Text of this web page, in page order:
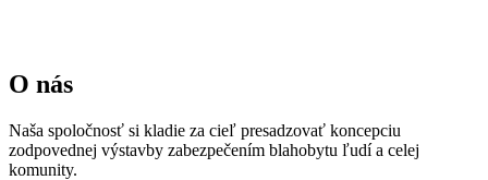
O nás
Naša spoločnosť si kladie za cieľ presadzovať koncepciu
zodpovednej výstavby zabezpečením blahobytu ľudí a celej
komunity.